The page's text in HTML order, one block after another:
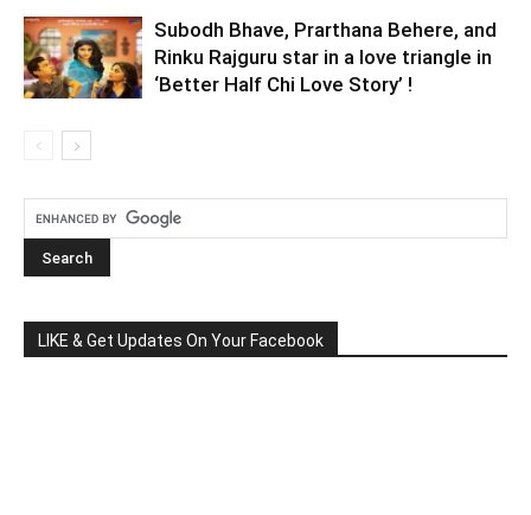
Subodh Bhave, Prarthana Behere, and
Rinku Rajguru star in a love triangle in
‘Better Half Chi Love Story’ !
LIKE & Get Updates On Your Facebook